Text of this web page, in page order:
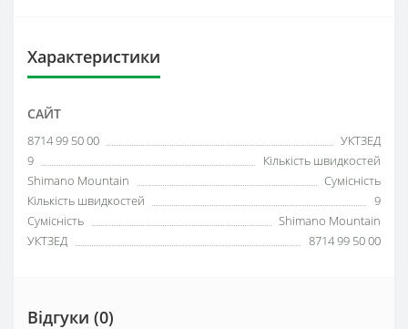
Характеристики
САЙТ
8714 99 50 00
УКТЗЕД
9
Кількість швидкостей
Shimano Mountain
Сумісність
Кількість швидкостей
9
Сумісність
Shimano Mountain
УКТЗЕД
8714 99 50 00
Відгуки (0)